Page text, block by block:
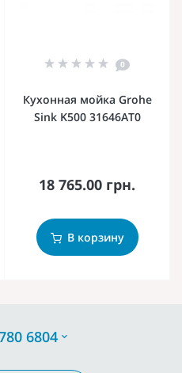
0
Кухонная мойка Grohe
Sink K500 31646AT0
18 765.00 грн.
В корзину
6804